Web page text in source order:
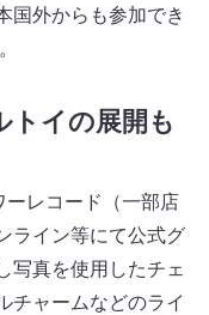
国外からも参加でき
トイの展開も
ーレコード（一部店
ライン等にて公式グ
写真を使用したチェ
チャームなどのライ